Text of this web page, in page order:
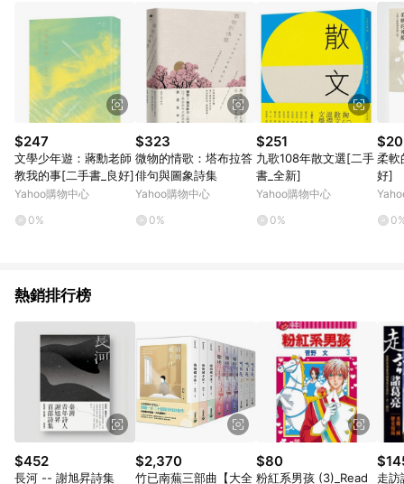
3. 訂單回饋金額將扣除運費/購物金/超贈點/福利金/紅利折抵/折
價券等虛擬貨幣折抵 4. 大宗採購或批發轉賣不具回饋資格： 如
有相關事證認定您為大宗採購、批發轉賣而非最終消費使用者，
相關認定以Yahoo購物中心之認定為準
$247
文學少年遊：蔣勳老師
教我的事[二手書_良好]
Yahoo購物中心
0%
$323
微物的情歌：塔布拉答
俳句與圖象詩集
Yahoo購物中心
0%
$251
九歌108年散文選[二手
書_全新]
Yahoo購物中心
0%
柔軟
好]
熱銷排行榜
$452
長河 -- 謝旭昇詩集
$2,370
竹已南蕪三部曲【大全
$80
粉紅系男孩 (3)_Read 走訪